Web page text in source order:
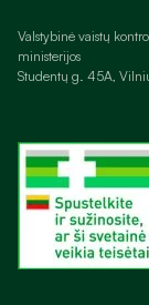
Valstybinė vaistų
ministerijos
Studentų g. 45A,